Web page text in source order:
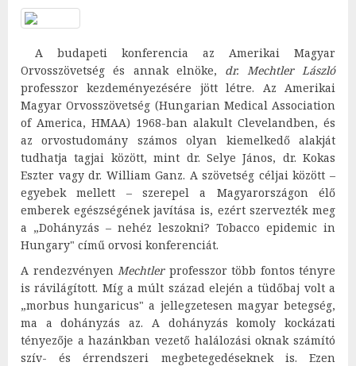
A budapeti konferencia az Amerikai Magyar
Orvosszövetség és annak elnöke, dr. Mechtler László
professzor kezdeményezésére jött létre. Az Amerikai
Magyar Orvosszövetség (Hungarian Medical Association
of America, HMAA) 1968-ban alakult Clevelandben, és
az orvostudomány számos olyan kiemelkedő alakját
tudhatja tagjai között, mint dr. Selye János, dr. Kokas
Eszter vagy dr. William Ganz. A szövetség céljai között –
egyebek mellett – szerepel a Magyarországon élő
emberek egészségének javítása is, ezért szervezték meg
a „Dohányzás – nehéz leszokni? Tobacco epidemic in
Hungary" című orvosi konferenciát.
A rendezvényen Mechtler professzor több fontos tényre
is rávilágított. Míg a múlt század elején a tüdőbaj volt a
„morbus hungaricus" a jellegzetesen magyar betegség,
ma a dohányzás az. A dohányzás komoly kockázati
tényezője a hazánkban vezető halálozási oknak számító
szív- és érrendszeri megbetegedéseknek is. Ezen